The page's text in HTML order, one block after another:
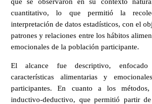
que se observaron en su contexto
cuantitativo, lo que permitió la
interpretación de datos estadísticos, con el
patrones y relaciones entre los hábitos
emocionales de la población participante.
El alcance fue descriptivo,
características alimentarias y
participantes. En cuanto a los
inductivo-deductivo, que permitió partir